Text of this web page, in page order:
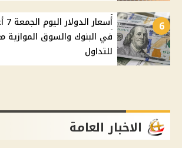
6
في البنوك والسوق
للتداول
الاخبار العامة